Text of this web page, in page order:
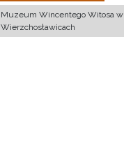
Muzeum Wincentego Witosa w
Wierzchosławicach